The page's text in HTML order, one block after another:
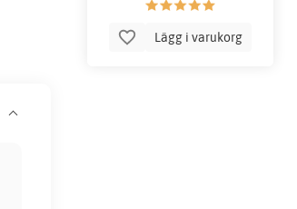
Lägg i varukorg